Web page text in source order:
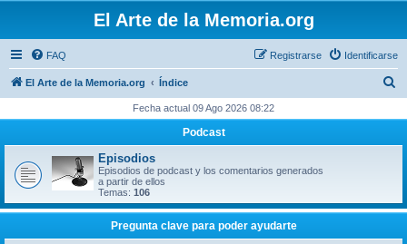
El Arte de la Memoria.org
FAQ Identificarse
Registrarse
El Arte de la Memoria.org Índice
c
Fecha actual 09 Ago 2026 08:22
Podcast
Episodios
Episodios de podcast y los comentarios generados
a partir de ellos
Temas: 106
Pregunta clave para poder ayudarte